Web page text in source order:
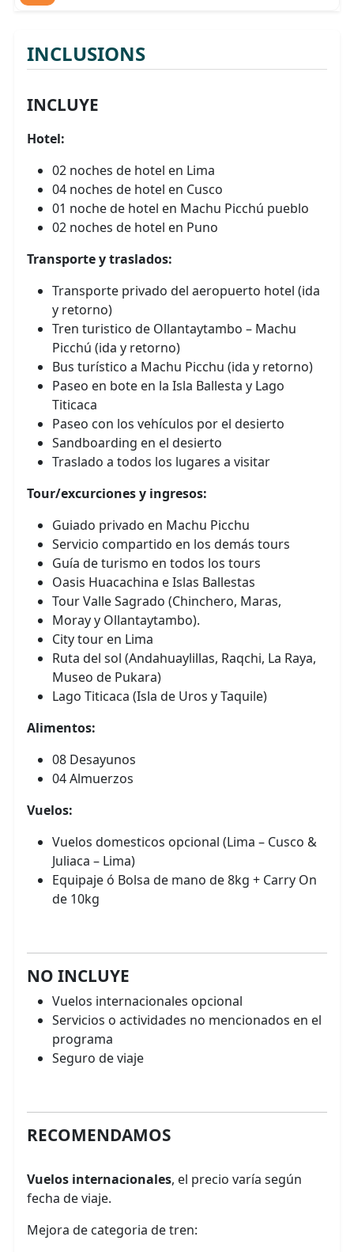
INCLUSIONS
INCLUYE
Hotel:
02 noches de hotel en Lima
04 noches de hotel en Cusco
01 noche de hotel en Machu Picchú pueblo
02 noches de hotel en Puno
Transporte y traslados:
Transporte privado del aeropuerto hotel (ida
y retorno)
Tren turistico de Ollantaytambo – Machu
Picchú (ida y retorno)
Bus turístico a Machu Picchu (ida y retorno)
Paseo en bote en la Isla Ballesta y Lago
Titicaca
Paseo con los vehículos por el desierto
Sandboarding en el desierto
Traslado a todos los lugares a visitar
Tour/excurciones y ingresos:
Guiado privado en Machu Picchu
Servicio compartido en los demás tours
Guía de turismo en todos los tours
Oasis Huacachina e Islas Ballestas
Tour Valle Sagrado (Chinchero, Maras,
Moray y Ollantaytambo).
City tour en Lima
Ruta del sol (Andahuaylillas, Raqchi, La Raya,
Museo de Pukara)
Lago Titicaca (Isla de Uros y Taquile)
Alimentos:
08 Desayunos
04 Almuerzos
Vuelos:
Vuelos domesticos opcional (Lima – Cusco &
Juliaca – Lima)
Equipaje ó Bolsa de mano de 8kg + Carry On
de 10kg
NO INCLUYE
Vuelos internacionales opcional
Servicios o actividades no mencionados en el
programa
Seguro de viaje
RECOMENDAMOS
Vuelos internacionales, el precio varía según
fecha de viaje.
Mejora de categoria de tren: